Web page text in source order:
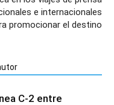
e internacionales
promocionar el destino
C-2 entre